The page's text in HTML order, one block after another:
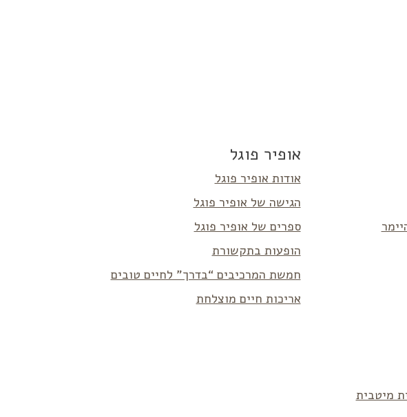
אופיר פוגל
אודות אופיר פוגל
הגישה של אופיר פוגל
ספרים של אופיר פוגל
הופעות בתקשורת
חמשת המרכיבים “בדרך” לחיים טובים
אריכות חיים מוצלחת
מיטבית